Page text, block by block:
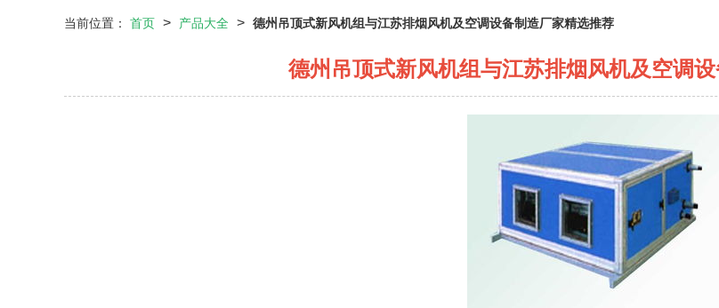
当前位置： 首页 > 产品大全 > 德州吊顶式新风机组与江苏排烟风机及空调设备制造厂家精选推荐
德州吊顶式新风机组与江苏排烟风机及空调